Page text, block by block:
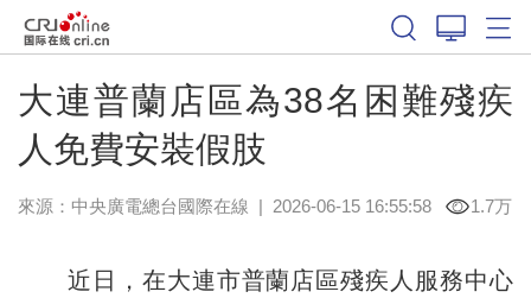
大連普蘭店區為38名困難殘疾
人免費安裝假肢
來源：中央廣電總台國際在線 | 2026-06-15 16:55:58 1.7万
近日，在大連市普蘭店區殘疾人服務中心